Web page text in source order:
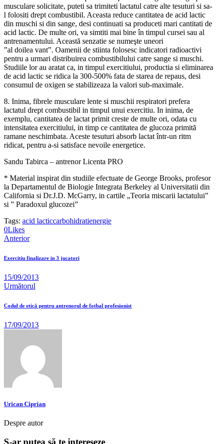
musculare solicitate, puteti sa trimiteti lactatul catre alte tesuturi si sa-
l folositi drept combustibil. Aceasta reduce cantitatea de acid lactic
din muschi si din sange, desi continuati sa produceti mari cantitati de
acid lactic. De multe ori, va simtiti mai bine în timpul cursei sau al
antrenamentului. Această senzatie se numeşte uneori
”al doilea vant”. Oamenii de stiinta folosesc indicatori radioactivi
pentru a urmari distribuirea combustibilului catre sange si muschi.
Studiile lor au aratat ca, in timpul exercitiului, productia si eliminarea
de acid lactic se ridica la 300-500% fata de starea de repaus, desi
consumul de oxigen se stabilizeaza la valori sub-maximale.
8. Inima, fibrele musculare lente si muschii respiratori prefera
lactatul drept combustibil in timpul unui exercitiu. In inima, de
exemplu, cantitatea de lactat primit creste de multe ori, odata cu
intensitatea exercitiului, in timp ce cantitatea de glucoza primită
ramane neschimbata. Aceste tesuturi absorb lactat într-un ritm
ridicat, pentru a-si satisface nevoile energetice.
Sandu Tabirca – antrenor Licenta PRO
* Material inspirat din studiile efectuate de George Brooks, profesor
la Departamentul de Biologie Integrata Berkeley al Universitatii din
California si Dr.J.D. McGarry, in cartile „Teoria miscarii lactatului”
si ” Paradoxul glucozei”
Tags: acid lacticcarbohidratienergie
0Likes
Anterior
Exercitiu finalizare in 3 jucatori
15/09/2013
Următorul
Codul de etică pentru antrenorul de fotbal profesionist
17/09/2013
Urican Ciprian
Despre autor
S-ar putea să te intereseze